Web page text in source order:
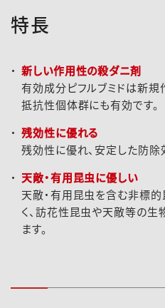
特長
新しい作用性の殺ダニ剤
有効成分ピフルブミドは新規
抵抗性個体群にも有効です。
残効性に優れる
残効性に優れ、安定した防除
天敵・有用昆虫に優しい
天敵・有用昆虫を含む非標
く、訪花性昆虫や天敵等の
ます。